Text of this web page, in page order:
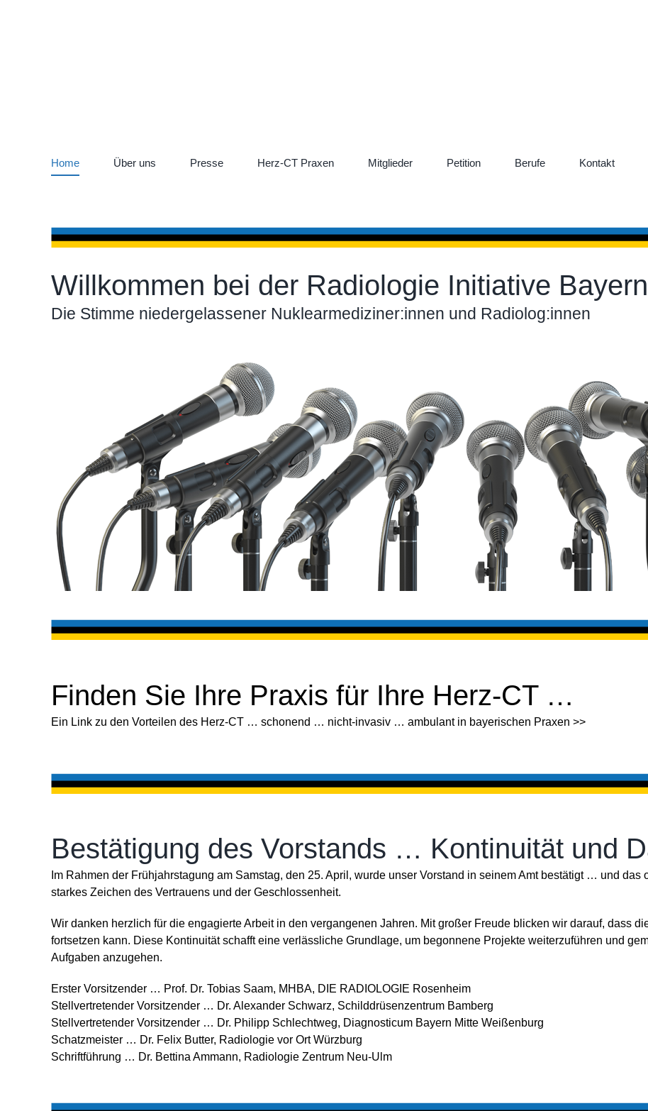
Home Über uns Presse Herz-CT Praxen Mitglieder Petition Berufe Kontakt
Willkommen bei der Radiologie Initiative Bayern
Die Stimme niedergelassener Nuklearmediziner:innen und Radiolog:innen
Finden Sie Ihre Praxis für Ihre Herz-CT …
Ein Link zu den Vorteilen des Herz-CT … schonend … nicht-invasiv … ambulant in bayerischen Praxen >>
Bestätigung des Vorstands … Kontinuität und
Im Rahmen der Frühjahrstagung am Samstag, den 25. April, wurde unser Vorstand in seinem Amt bestätigt … und
starkes Zeichen des Vertrauens und der Geschlossenheit.
Wir danken herzlich für die engagierte Arbeit in den vergangenen Jahren. Mit großer Freude blicken wir darauf, dass
fortsetzen kann. Diese Kontinuität schafft eine verlässliche Grundlage, um begonnene Projekte weiterzuführen und
Aufgaben anzugehen.
Erster Vorsit­zender … Prof. Dr. Tobias Saam, MHBA, DIE RADIOLOGIE Rosenheim
Stell­ver­tre­tender Vorsit­zender … Dr. Alex­ander Schwarz, Schild­drü­sen­zen­trum Bamberg
Stell­ver­tre­tender Vorsit­zender … Dr. Philipp Schlechtweg, Diagnosticum Bayern Mitte Weißen­burg
Schatz­meister … Dr. Felix Butter, Radio­logie vor Ort Würz­burg
Schriftführung … Dr. Bettina Ammann, Radiologie Zentrum Neu-Ulm